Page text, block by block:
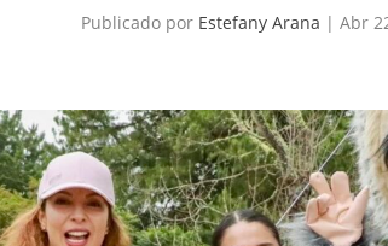
Publicado por Estefany Arana |Abr